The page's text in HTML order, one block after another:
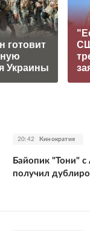
готовит
Украины
20:42 Кинократия
Байопик "Тони"
получил